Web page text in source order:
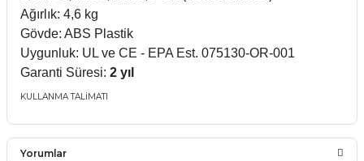
Ağırlık: 4,6 kg
Gövde: ABS Plastik
Uygunluk: UL ve CE - EPA Est. 075130-OR-001
Garanti Süresi: 2 yıl
KULLANMA TALİMATI
Yorumlar